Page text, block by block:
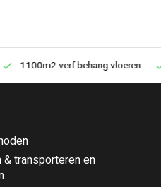
1100m2 verf behang vloeren
transporteren en